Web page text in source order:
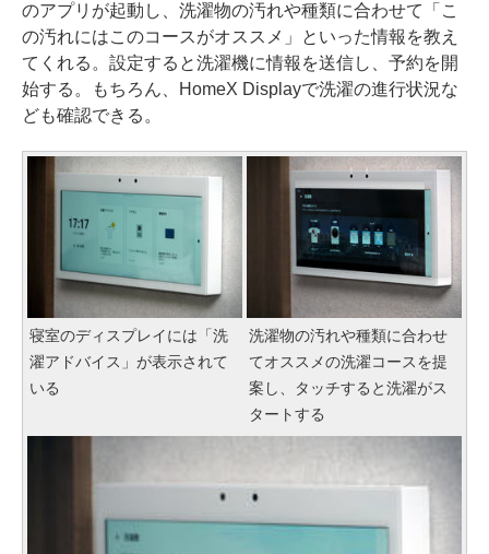
のアプリが起動し、洗濯物の汚れや種類に合わせて「こ
の汚れにはこのコースがオススメ」といった情報を教え
てくれる。設定すると洗濯機に情報を送信し、予約を開
始する。もちろん、HomeX Displayで洗濯の進行状況な
ども確認できる。
寝室のディスプレイには「洗
濯アドバイス」が表示されて
いる
洗濯物の汚れや種類に合わせ
てオススメの洗濯コースを提
案し、タッチすると洗濯がス
タートする